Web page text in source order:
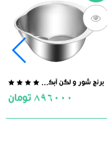
برنج شور و لگن آبکش دار استیل
896000 تومان